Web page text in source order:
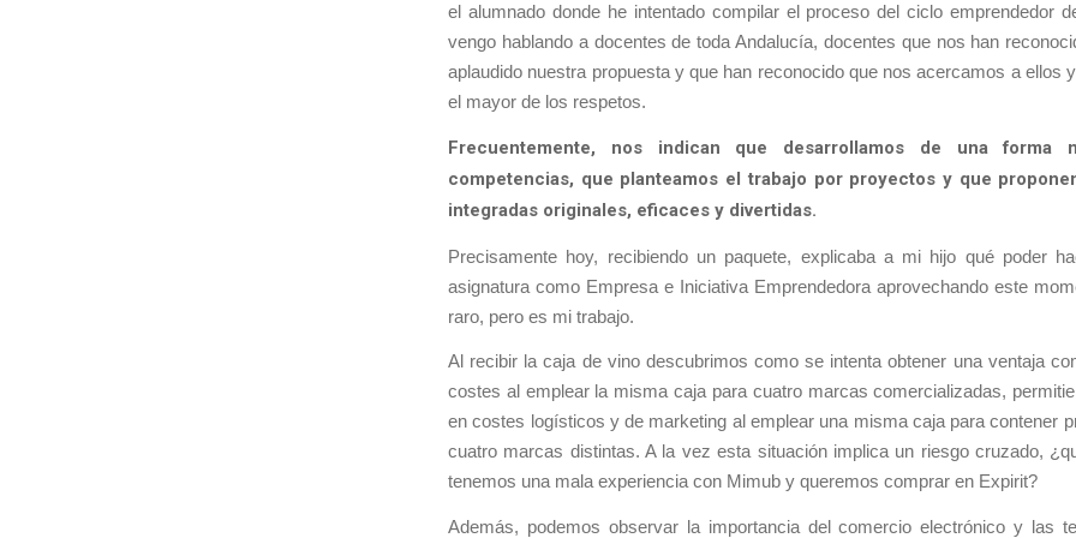
el alumnado donde he intentado compilar el proceso del ciclo emprendedor
vengo hablando a docentes de toda Andalucía, docentes que nos han
aplaudido nuestra propuesta y que han reconocido que nos acercamos a ellos
el mayor de los respetos.
Frecuentemente, nos indican que desarrollamos de una forma
competencias, que planteamos el trabajo por proyectos y que
integradas originales, eficaces y divertidas.
Precisamente hoy, recibiendo un paquete, explicaba a mi hijo qué poder
asignatura como Empresa e Iniciativa Emprendedora aprovechando este
raro, pero es mi trabajo.
Al recibir la caja de vino descubrimos como se intenta obtener una ventaja
costes al emplear la misma caja para cuatro marcas comercializadas,
en costes logísticos y de marketing al emplear una misma caja para contener
cuatro marcas distintas. A la vez esta situación implica un riesgo cruzado,
tenemos una mala experiencia con Mimub y queremos comprar en Expirit?
Además, podemos observar la importancia del comercio electrónico y las